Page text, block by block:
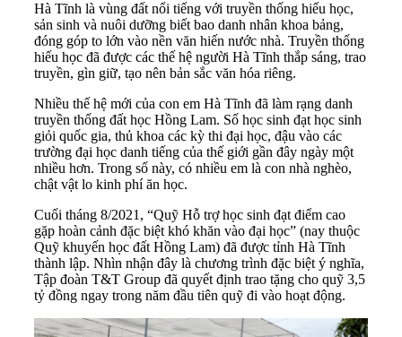
Hà Tĩnh là vùng đất nổi tiếng với truyền thống hiếu học,
sản sinh và nuôi dưỡng biết bao danh nhân khoa bảng,
đóng góp to lớn vào nền văn hiến nước nhà. Truyền thống
hiếu học đã được các thế hệ người Hà Tĩnh thắp sáng, trao
truyền, gìn giữ, tạo nên bản sắc văn hóa riêng.
Nhiều thế hệ mới của con em Hà Tĩnh đã làm rạng danh
truyền thống đất học Hồng Lam. Số học sinh đạt học sinh
giỏi quốc gia, thủ khoa các kỳ thi đại học, đậu vào các
trường đại học danh tiếng của thế giới gần đây ngày một
nhiều hơn. Trong số này, có nhiều em là con nhà nghèo,
chật vật lo kinh phí ăn học.
Cuối tháng 8/2021, “Quỹ Hỗ trợ học sinh đạt điểm cao
gặp hoàn cảnh đặc biệt khó khăn vào đại học” (nay thuộc
Quỹ khuyến học đất Hồng Lam) đã được tỉnh Hà Tĩnh
thành lập. Nhìn nhận đây là chương trình đặc biệt ý nghĩa,
Tập đoàn T&T Group đã quyết định trao tặng cho quỹ 3,5
tỷ đồng ngay trong năm đầu tiên quỹ đi vào hoạt động.